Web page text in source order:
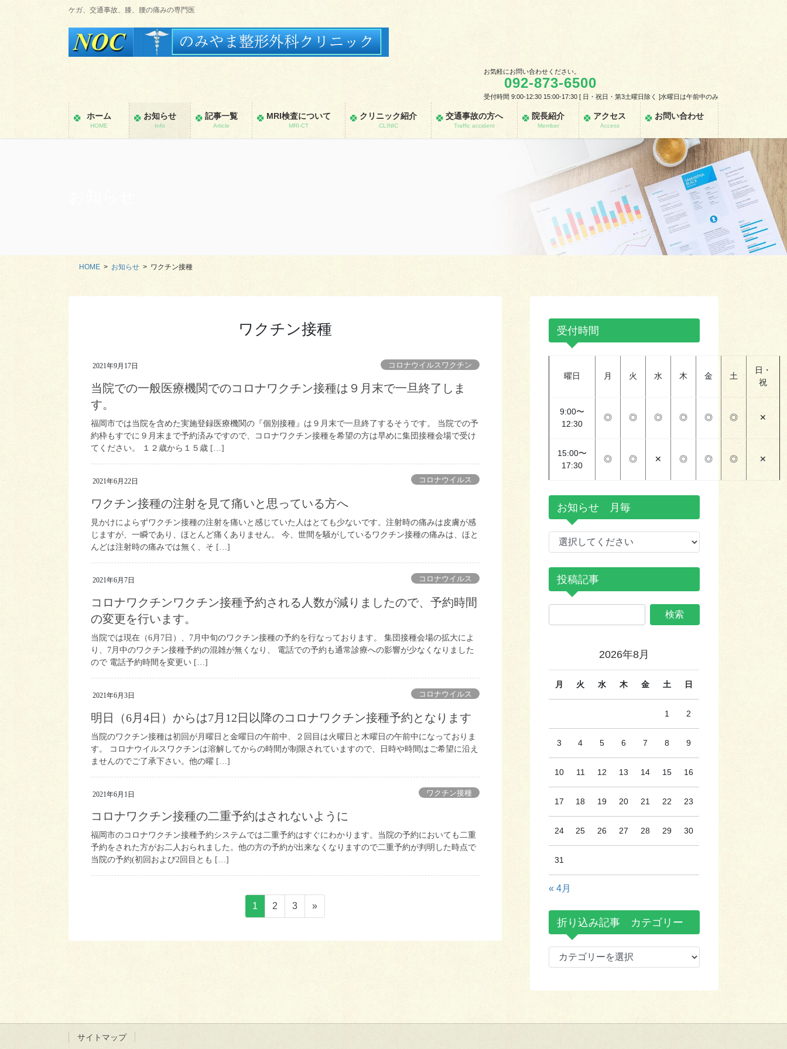
ケガ、交通事故、膝、腰の痛みの専門医
お気軽にお問い合わせください。
092-873-6500
受付時間 9:00-12:30 15:00-17:30 [ 日・祝日・第3土曜日除く ]水曜日は午前中のみ
ホーム
HOME
お知らせ
Info
記事一覧
Article
MRI検査について
MRI-CT
クリニック紹介
CLINIC
交通事故の方へ
Traffic accident
院長紹介
Member
アクセス
Access
お問い合わせ
HOME お知らせ ワクチン接種
ワクチン接種
2021年9月17日 コロナウイルスワクチン
当院での一般医療機関でのコロナワクチン接種は９月末で一旦終了しま
す。
福岡市では当院を含めた実施登録医療機関の『個別接種』は９月末で一旦終了するそうです。 当院での予
約枠もすでに９月末まで予約済みですので、コロナワクチン接種を希望の方は早めに集団接種会場で受け
てください。 １２歳から１５歳 […]
2021年6月22日 コロナウイルス
ワクチン接種の注射を見て痛いと思っている方へ
見かけによらずワクチン接種の注射を痛いと感じていた人はとても少ないです。注射時の痛みは皮膚が感
じますが、一瞬であり、ほとんど痛くありません。 今、世間を騒がしているワクチン接種の痛みは、ほと
んどは注射時の痛みでは無く、そ […]
2021年6月7日 コロナウイルス
コロナワクチンワクチン接種予約される人数が減りましたので、予約時間
の変更を行います。
当院では現在（6月7日）、7月中旬のワクチン接種の予約を行なっております。 集団接種会場の拡大によ
り、7月中のワクチン接種予約の混雑が無くなり、 電話での予約も通常診療への影響が少なくなりました
ので 電話予約時間を変更い […]
2021年6月3日 コロナウイルス
明日（6月4日）からは7月12日以降のコロナワクチン接種予約となります
当院のワクチン接種は初回が月曜日と金曜日の午前中、２回目は火曜日と木曜日の午前中になっておりま
す。 コロナウイルスワクチンは溶解してからの時間が制限されていますので、日時や時間はご希望に沿え
ませんのでご了承下さい。他の曜 […]
2021年6月1日 ワクチン接種
コロナワクチン接種の二重予約はされないように
福岡市のコロナワクチン接種予約システムでは二重予約はすぐにわかります。当院の予約においても二重
予約をされた方がお二人おられました。他の方の予約が出来なくなりますので二重予約が判明した時点で
当院の予約(初回および2回目とも […]
の
送
り
ペ
ー
1
ペ
ー
2
ペ
ー
3 »
受付時間
曜日 月 火 水 木 金 土
日・
祝
9:00〜
12:30
◎ ◎ ◎ ◎ ◎ ◎ ✕
15:00〜
17:30
◎ ◎ ✕ ◎ ◎ ◎ ✕
お知らせ 月毎
投稿記事
2026年8月
月 火 水 木 金 土 日
1 2
3 4 5 6 7 8 9
10 11 12 13 14 15 16
17 18 19 20 21 22 23
24 25 26 27 28 29 30
31
« 4月
折り込み記事 カテゴリー
り
事
サイトマップ